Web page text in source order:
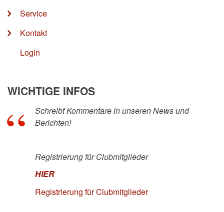
Service
Kontakt
Login
WICHTIGE INFOS
Schreibt Kommentare in unseren News und
Berichten!
Registrierung für Clubmitglieder
HIER
Registrierung für Clubmitglieder